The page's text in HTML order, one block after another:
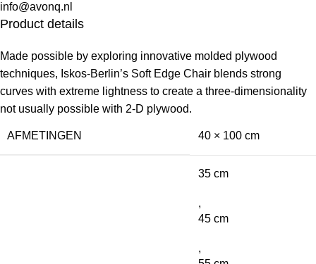
info@avonq.nl
Product details
Made possible by exploring innovative molded plywood
techniques, Iskos-Berlin’s Soft Edge Chair blends strong
curves with extreme lightness to create a three-dimensionality
not usually possible with 2-D plywood.
AFMETINGEN 40 × 100 cm
35 cm
,
45 cm
,